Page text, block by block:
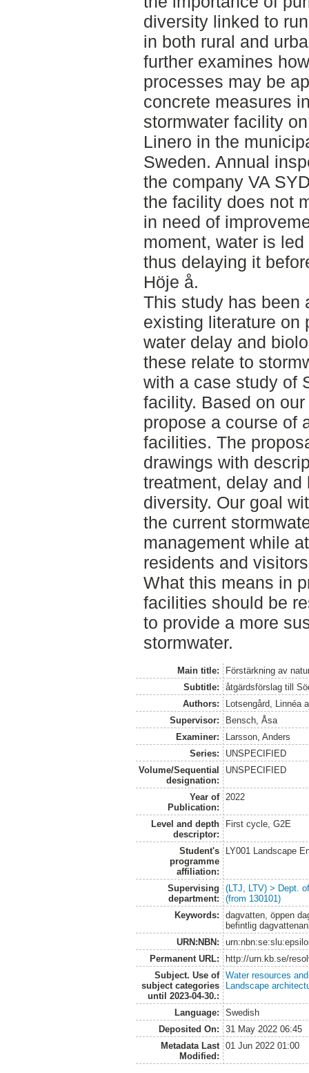
diversity linked to
in both rural and
further examines
processes may be
concrete measures
stormwater facility
Linero in the
Sweden. Annual
the company VA
the facility does not
in need of
moment, water is
thus delaying it
Höje å.
This study has been
existing literature on
water delay and
these relate to
with a case study of
facility. Based on
propose a course of
facilities. The
drawings with
treatment, delay and
diversity. Our goal
the current
management while
residents and
What this means in
facilities should be
to provide a more
stormwater.
Main title:
Förstärkning av
Subtitle:
åtgärdsförslag till
Authors:
Lotsengård, Linnéa
Supervisor:
Bensch, Åsa
Examiner:
Larsson, Anders
Series:
UNSPECIFIED
Volume/Sequential
designation:
UNSPECIFIED
Year of
Publication:
2022
Level and depth
descriptor:
First cycle, G2E
Student's
programme
affiliation:
LY001 Landscape
Supervising
department:
(LTJ, LTV) > Dept.
(from 130101)
Keywords:
dagvatten, öppen
befintlig
URN:NBN:
Permanent URL:
http://urn.kb.se/
Subject. Use of
subject categories
until 2023-04-30.:
Water resources
Landscape
Language:
Swedish
Deposited On:
31 May 2022 06:45
Metadata Last
Modified:
01 Jun 2022 01:00